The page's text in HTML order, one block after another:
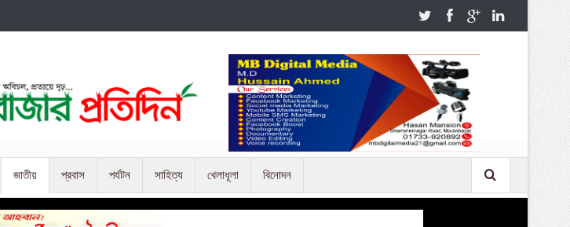
জাতীয় প্রবাস পর্যটন সাহিত্য খেলাধূলা বিনোদন